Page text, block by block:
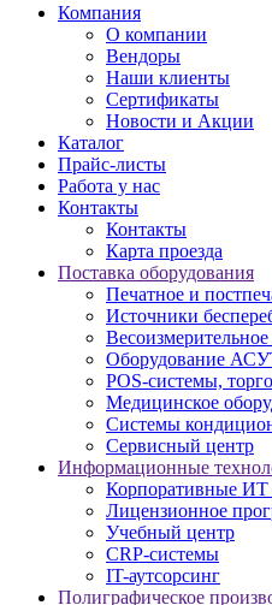
Компания
О компании
Вендоры
Наши клиенты
Сертификаты
Новости и Акции
Каталог
Прайс-листы
Работа у нас
Контакты
Контакты
Карта проезда
Поставка оборудования
Печатное и
Источники
Оборудование
POS-системы,
Медицинское
Системы
Сервисный центр
Информационные
Корпоративные ИТ
Лицензионное
Учебный центр
CRP-системы
IT-аутсорсинг
Полиграфическое